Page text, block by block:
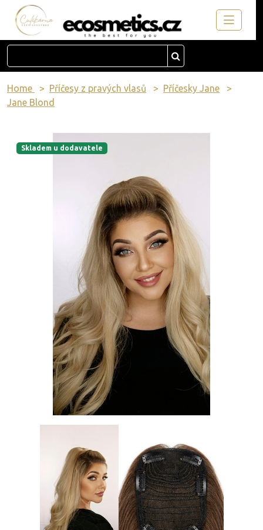
Home Příčesy z pravých vlasů
Příčesky Jane
Jane Blond
Skladem u dodavatele